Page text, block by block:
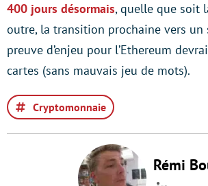
400 jours désormais, quelle que soit
outre, la transition prochaine vers un
preuve d’enjeu pour l’Ethereum
cartes (sans mauvais jeu de mots).
Cryptomonnaie
Rémi